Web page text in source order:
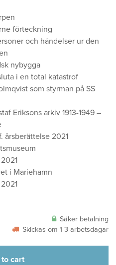
förteckning
och händelser ur den
nybygga
i en total katastrof
som styrman på SS
Eriksons arkiv 1913-1949 –
årsberättelse 2021
i Mariehamn
Säker betalning
Skickas om 1-3 arbetsdagar
cart